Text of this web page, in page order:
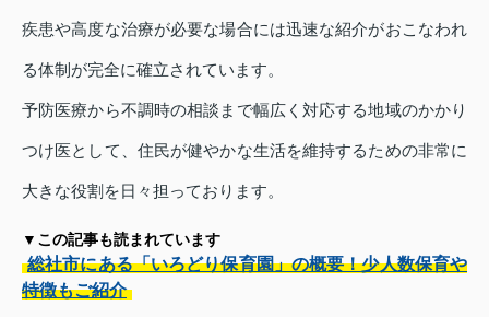
疾患や高度な治療が必要な場合には迅速な紹介がおこなわれ
る体制が完全に確立されています。
予防医療から不調時の相談まで幅広く対応する地域のかかり
つけ医として、住民が健やかな生活を維持するための非常に
大きな役割を日々担っております。
▼この記事も読まれています
総社市にある「いろどり保育園」の概要！少人数保育や
特徴もご紹介